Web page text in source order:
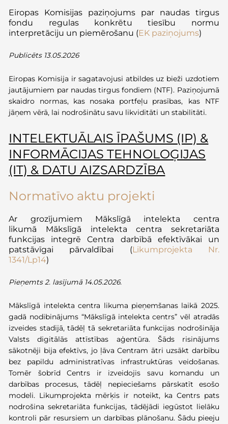
Eiropas Komisijas paziņojums par naudas tirgus
fondu regulas konkrētutiesību normu
interpretāciju un piemērošanu (EK paziņojums)
Publicēts 13.05.2026
Eiropas Komisija ir sagatavojusi atbildes uz bieži uzdotiem
jautājumiem par naudas tirgus fondiem (NTF). Paziņojumā
skaidro normas, kas nosaka portfeļu prasības, kas NTF
jāņem vērā, lai nodrošinātu savu likviditāti un stabilitāti.
INTELEKTUĀLAIS ĪPAŠUMS (IP) &
INFORMĀCIJAS TEHNOLOĢIJAS
(IT) & DATU AIZSARDZĪBA
Normatīvo aktu projekti
Ar grozījumiem Mākslīgā intelekta centra
likumā
Mākslīgā intelekta centra sekretariāta
funkcijas integrē Centra darbībā efektīvākai un
patstāvīgai pārvaldībai (Likumprojekta Nr.
1341/Lp14)
Pieņemts 2. lasījumā 14.05.2026.
Mākslīgā intelekta centra likuma pieņemšanas laikā 2025.
gadā nodibinājums “Mākslīgā intelekta centrs” vēl atradās
izveides stadijā, tādēļ tā sekretariāta funkcijas nodrošināja
Valsts digitālās attīstības aģentūra. Šāds risinājums
sākotnēji bija efektīvs, jo ļāva Centram ātri uzsākt darbību
bez papildu administratīvas infrastruktūras veidošanas.
Tomēr šobrīd Centrs ir izveidojis savu komandu un
darbības procesus, tādēļ nepieciešams pārskatīt esošo
modeli. Likumprojekta mērķis ir noteikt, ka Centrs pats
nodrošina sekretariāta funkcijas, tādējādi iegūstot lielāku
kontroli pār resursiem un darbības plānošanu. Šādu pieeju